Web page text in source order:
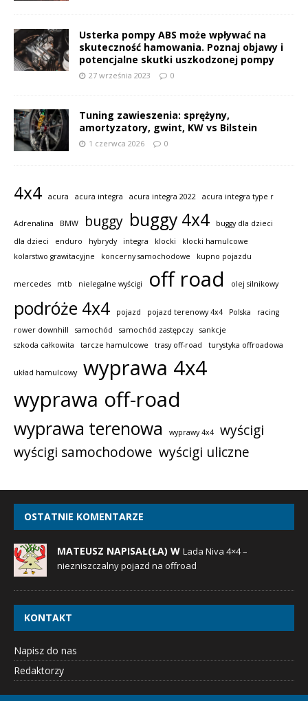
Usterka pompy ABS może wpływać na
skuteczność hamowania. Poznaj objawy i
potencjalne skutki uszkodzonej pompy
27 września 2023 0
Tuning zawieszenia: sprężyny,
amortyzatory, gwint, KW vs Bilstein
1 czerwca 2026 0
4x4 acura acura integra acura integra 2022 acura integra type r
Adrenalina BMW buggy buggy 4x4
buggy dla dzieci
dla dzieci
enduro hybrydy integra klocki
klocki hamulcowe
kolarstwo grawitacyjne
koncerny samochodowe kupno pojazdu
mercedes mtb nielegalne wyścigi off road olej silnikowy
podróże 4x4 pojazd pojazd terenowy 4x4 Polska
racing
rower downhill
samochód samochód zastępczy
sankcje
szkoda całkowita
tarcze hamulcowe trasy off-road turystyka offroadowa
układ hamulcowy
wyprawa 4x4
wyprawa off-road
wyprawa terenowa wyprawy 4x4
wyścigi
wyścigi samochodowe wyścigi uliczne
OSTATNIE KOMENTARZE
MATEUSZ NAPISAŁ(ŁA) W Lada Niva 4×4 –
niezniszczalny pojazd na offroad
KONTAKT
Napisz do nas
Redaktorzy